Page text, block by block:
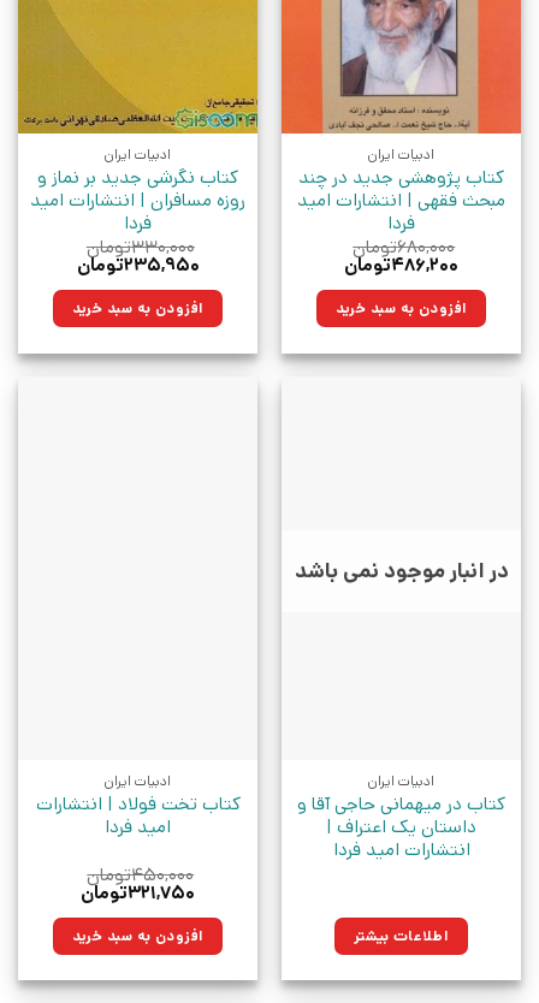
ادبیات ایران
کتاب پژوهشی جدید در چند
مبحث فقهی | انتشارات امید
فردا
۶۸۰,۰۰۰تومان
قیمت
۶۸۰,۰۰۰تومان
بود.
۴۸۶,۲۰۰تومان
۴۸۶,۲۰۰تومان.افزودن به سبد خرید
ادبیات ایران
کتاب نگرشی جدید بر نماز و
روزه مسافران | انتشارات امید
فردا
۳۳۰,۰۰۰تومان
قیمت
۳۳۰,۰۰۰تومان
بود.
۲۳۵,۹۵۰تومان
۲۳۵,۹۵۰تومان.افزودن به سبد خرید
در انبار موجود نمی باشد
ادبیات ایران
کتاب در میهمانی حاجی آقا و
داستان یک اعتراف |
انتشارات امید فردا
اطلاعات بیشتر
ادبیات ایران
کتاب تخت فولاد | انتشارات
امید فردا
۴۵۰,۰۰۰تومان
قیمت
۴۵۰,۰۰۰تومان
بود.
۳۲۱,۷۵۰تومان
۳۲۱,۷۵۰تومان.افزودن به سبد خرید